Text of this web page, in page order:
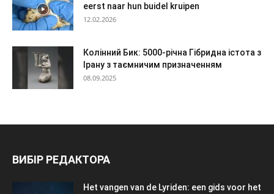
eerst naar hun buidel kruipen
12.02.2026
Колінний Бик: 5000-річна Гібридна істота з
Ірану з таємничим призначенням
08.09.2025
ВИБІР РЕДАКТОРА
Het vangen van de Lyriden: een gids voor het